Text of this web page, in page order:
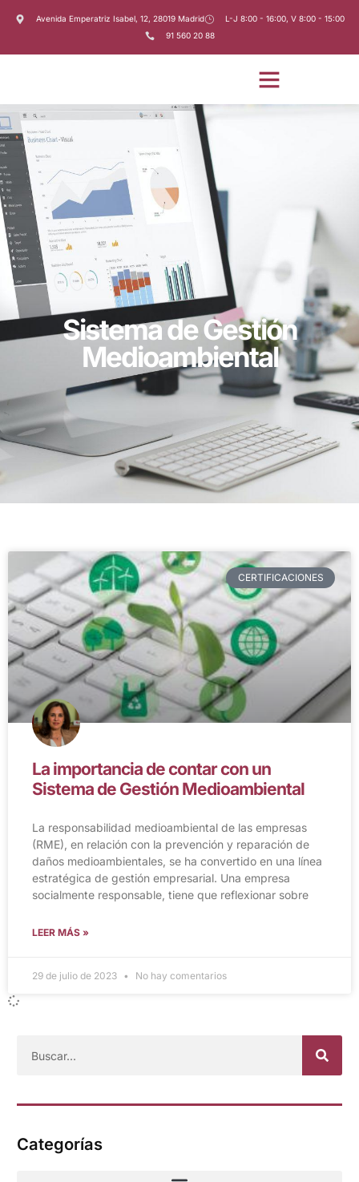
Avenida Emperatriz Isabel, 12, 28019 Madrid
L-J 8:00 - 16:00, V 8:00 - 15:00
91 560 20 88
Sistema de Gestión
Medioambiental
CERTIFICACIONES
La importancia de contar con un
Sistema de Gestión Medioambiental
La responsabilidad medioambiental de las empresas
(RME), en relación con la prevención y reparación de
daños medioambientales, se ha convertido en una línea
estratégica de gestión empresarial. Una empresa
socialmente responsable, tiene que reflexionar sobre
LEER MÁS »
29 de julio de 2023 No hay comentarios
Categorías